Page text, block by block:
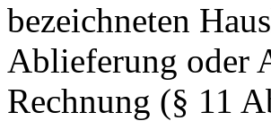
bezeichneten
Ablieferung oder
Rechnung (§ 11